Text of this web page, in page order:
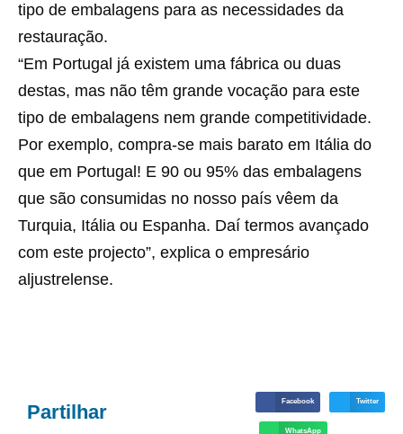
tipo de embalagens para as necessidades da
restauração.
“Em Portugal já existem uma fábrica ou duas
destas, mas não têm grande vocação para este
tipo de embalagens nem grande competitividade.
Por exemplo, compra-se mais barato em Itália do
que em Portugal! E 90 ou 95% das embalagens
que são consumidas no nosso país vêem da
Turquia, Itália ou Espanha. Daí termos avançado
com este projecto”, explica o empresário
aljustrelense.
Partilhar Facebook Twitter
WhatsApp